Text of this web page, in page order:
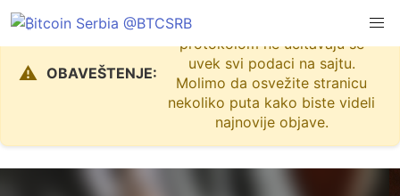
⚠️ OBAVEŠTENJE:
Zbog problema sa Nostr
protokolom ne učitavaju se
uvek svi podaci na sajtu.
Molimo da osvežite stranicu
nekoliko puta kako biste videli
najnovije objave.